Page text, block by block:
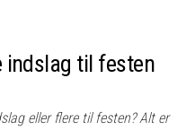
indslag til festen
eller flere til festen? Alt er